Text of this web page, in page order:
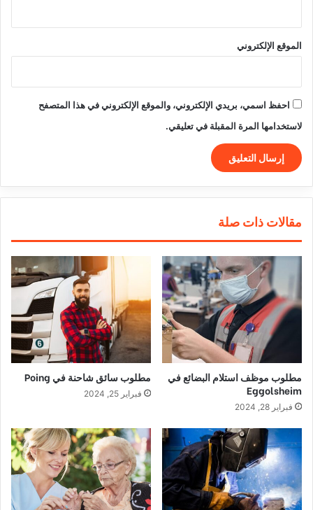
الموقع الإلكتروني
احفظ اسمي، بريدي الإلكتروني، والموقع الإلكتروني في هذا المتصفح
لاستخدامها المرة المقبلة في تعليقي.
مقالات ذات صلة
مطلوب موظف استلام البضائع في
Eggolsheim
فبراير 28, 2024
مطلوب سائق شاحنة في Poing
فبراير 25, 2024